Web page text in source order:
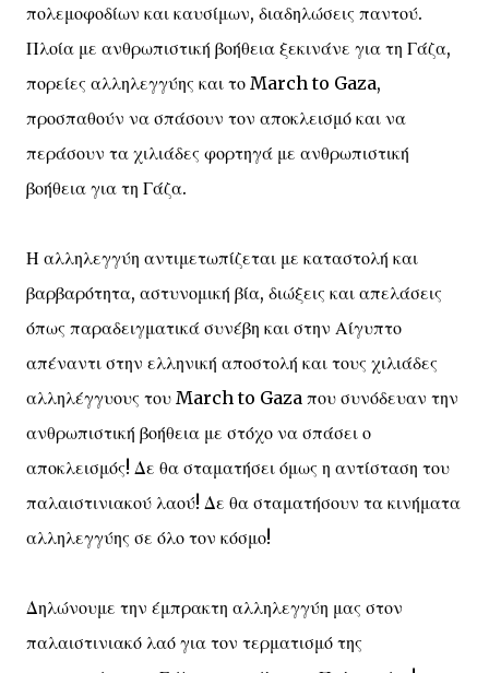
πολεμοφοδίων και καυσίμων, διαδηλώσεις παντού.
Πλοία με ανθρωπιστική βοήθεια ξεκινάνε για τη Γάζα,
πορείες αλληλεγγύης και το March to Gaza,
προσπαθούν να σπάσουν τον αποκλεισμό και να
περάσουν τα χιλιάδες φορτηγά με ανθρωπιστική
βοήθεια για τη Γάζα.
Η αλληλεγγύη αντιμετωπίζεται με καταστολή και
βαρβαρότητα, αστυνομική βία, διώξεις και απελάσεις
όπως παραδειγματικά συνέβη και στην Αίγυπτο
απέναντι στην ελληνική αποστολή και τους χιλιάδες
αλληλέγγυους του March to Gaza που συνόδευαν την
ανθρωπιστική βοήθεια με στόχο να σπάσει ο
αποκλεισμός! Δε θα σταματήσει όμως η αντίσταση του
παλαιστινιακού λαού! Δε θα σταματήσουν τα κινήματα
αλληλεγγύης σε όλο τον κόσμο!
Δηλώνουμε την έμπρακτη αλληλεγγύη μας στον
παλαιστινιακό λαό για τον τερματισμό της